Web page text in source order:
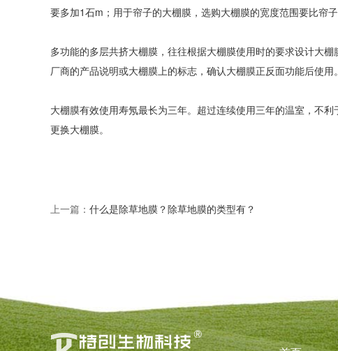
要多加1石m；用于帘子的大棚膜，选购大棚膜的宽度范围要比
多功能的多层共挤大棚膜，往往根据大棚膜使用时的要求设计大
厂商的产品说明或大棚膜上的标志，确认大棚膜正反面功能后使用。
大棚膜有效使用寿氖最长为三年。超过连续使用三年的温室，不
更换大棚膜。
上一篇： 什么是除草地膜？除草地膜的类型有？